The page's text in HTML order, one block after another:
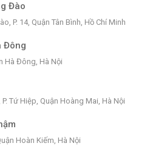
Đào
P. 14, Quận Tân Bình, Hồ Chí Minh
Đông
Hà Đông, Hà Nội
Tứ Hiệp, Quận Hoàng Mai, Hà Nội
Hoàn Kiếm, Hà Nội